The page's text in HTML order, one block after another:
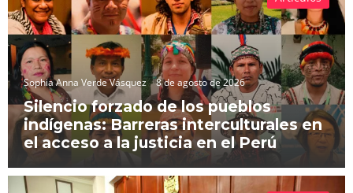
Sophia Anna Verde Vásquez 8 de agosto de 2026
Silencio forzado de los pueblos
indígenas: Barreras interculturales en
el acceso a la justicia en el Perú